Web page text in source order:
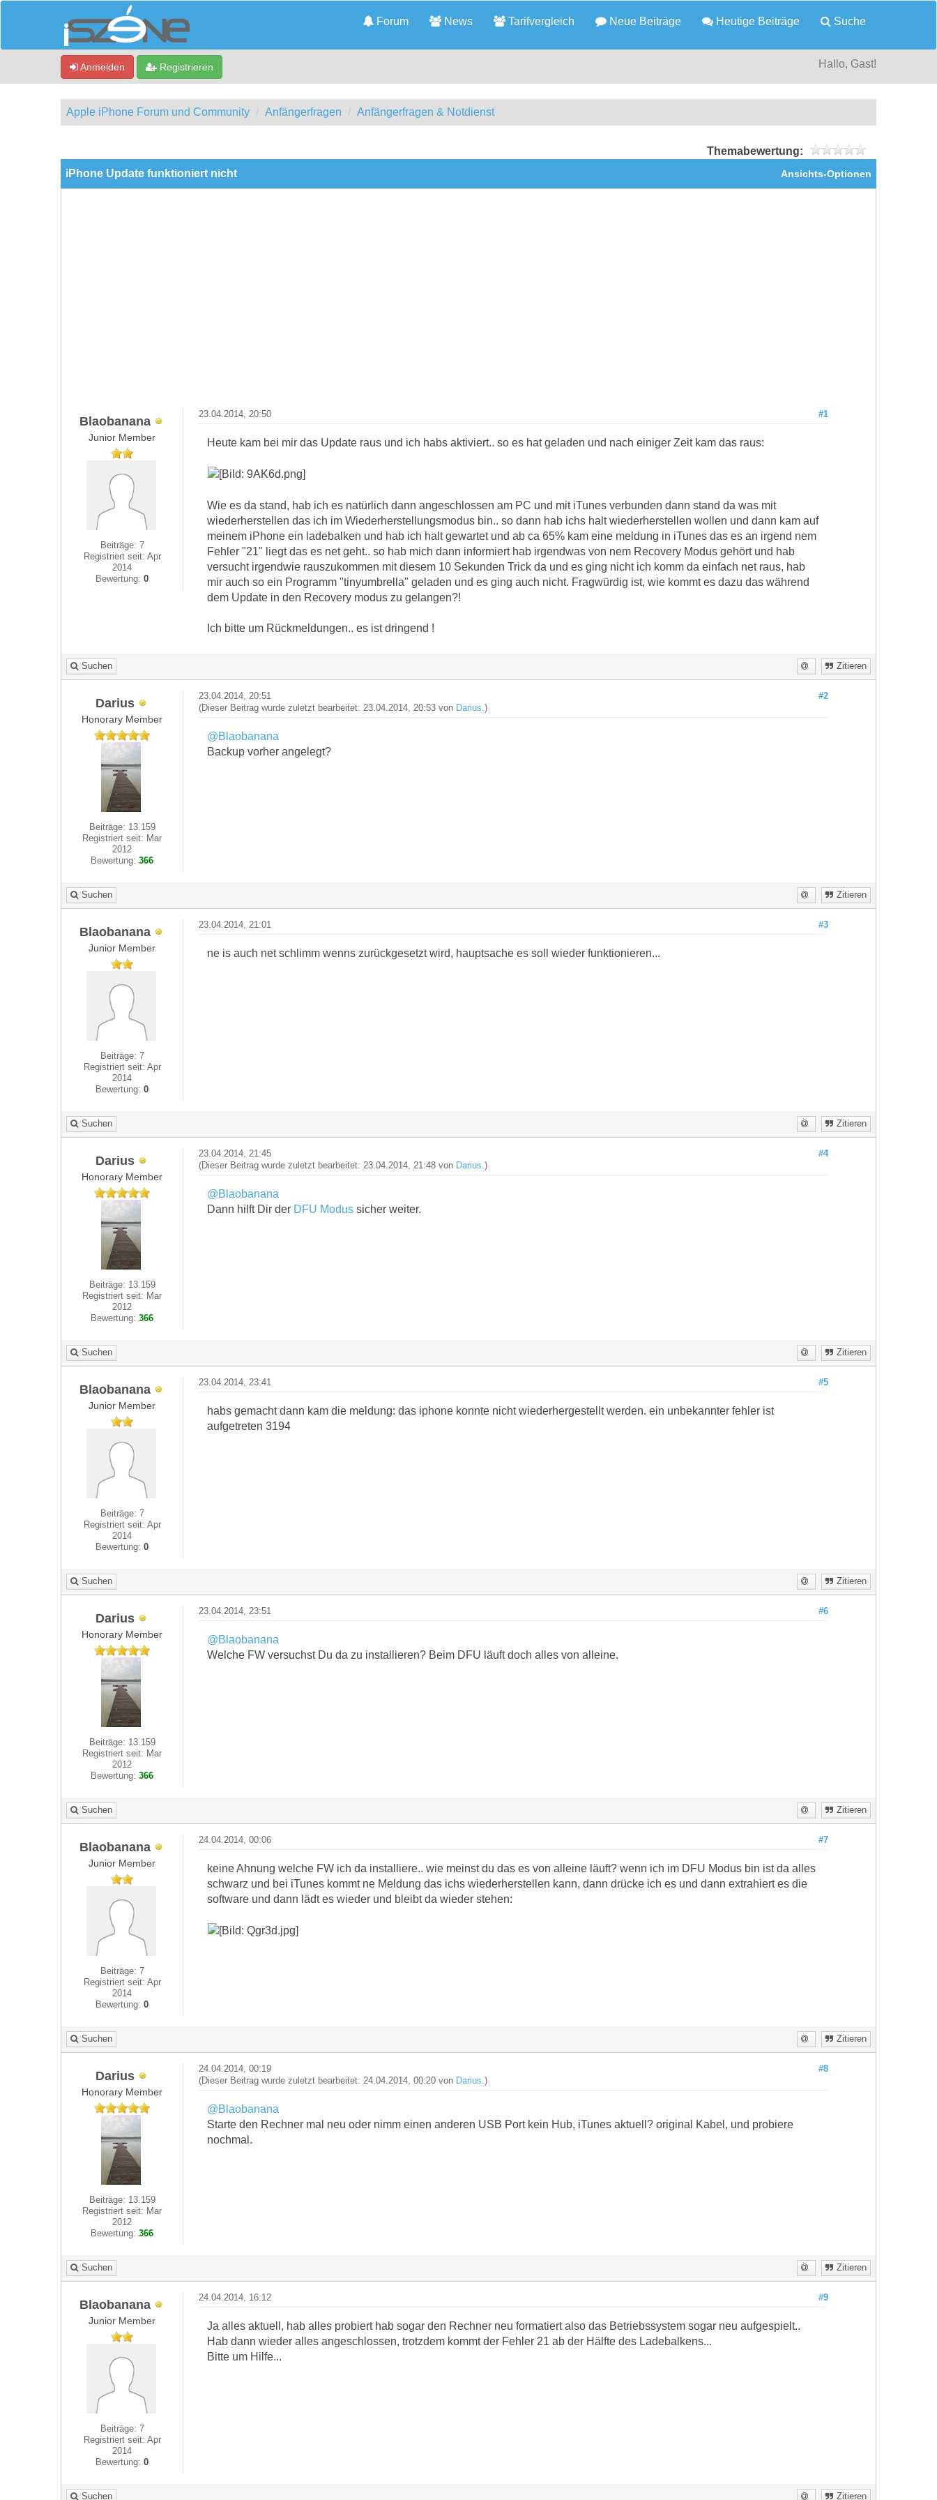
Forum News Tarifvergleich Neue Beiträge Heutige Beiträge Suche
Anmelden Registrieren Hallo, Gast!
Apple iPhone Forum und Community Anfängerfragen Anfängerfragen & Notdienst
Themabewertung:
Ansichts-Optionen
iPhone Update funktioniert nicht
Blaobanana
Junior Member
Beiträge: 7
Registriert seit: Apr
2014
Bewertung:0
#1
23.04.2014, 20:50
Heute kam bei mir das Update raus und ich habs aktiviert.. so es hat geladen und nach einiger Zeit kam das raus:
Wie es da stand, hab ich es natürlich dann angeschlossen am PC und mit iTunes verbunden dann stand da was mit
wiederherstellen das ich im Wiederherstellungsmodus bin.. so dann hab ichs halt wiederherstellen wollen und dann kam auf
meinem iPhone ein ladebalken und hab ich halt gewartet und ab ca 65% kam eine meldung in iTunes das es an irgend nem
Fehler "21" liegt das es net geht.. so hab mich dann informiert hab irgendwas von nem Recovery Modus gehört und hab
versucht irgendwie rauszukommen mit diesem 10 Sekunden Trick da und es ging nicht ich komm da einfach net raus, hab
mir auch so ein Programm "tinyumbrella" geladen und es ging auch nicht. Fragwürdig ist, wie kommt es dazu das während
dem Update in den Recovery modus zu gelangen?!
Ich bitte um Rückmeldungen.. es ist dringend !
Suchen Zitieren
Darius
Honorary Member
Beiträge: 13.159
Registriert seit: Mar
2012
Bewertung:366
#2
23.04.2014, 20:51
(Dieser Beitrag wurde zuletzt bearbeitet: 23.04.2014, 20:53 von Darius .)
@Blaobanana
Backup vorher angelegt?
Suchen Zitieren
Blaobanana
Junior Member
Beiträge: 7
Registriert seit: Apr
2014
Bewertung:0
#3
23.04.2014, 21:01
ne is auch net schlimm wenns zurückgesetzt wird, hauptsache es soll wieder funktionieren...
Suchen Zitieren
Darius
Honorary Member
Beiträge: 13.159
Registriert seit: Mar
2012
Bewertung:366
#4
23.04.2014, 21:45
(Dieser Beitrag wurde zuletzt bearbeitet: 23.04.2014, 21:48 von Darius .)
@Blaobanana
Dann hilft Dir der DFU Modussicher weiter.
Suchen Zitieren
Blaobanana
Junior Member
Beiträge: 7
Registriert seit: Apr
2014
Bewertung:0
#5
23.04.2014, 23:41
habs gemacht dann kam die meldung: das iphone konnte nicht wiederhergestellt werden. ein unbekannter fehler ist
aufgetreten 3194
Suchen Zitieren
Darius
Honorary Member
Beiträge: 13.159
Registriert seit: Mar
2012
Bewertung:366
#6
23.04.2014, 23:51
@Blaobanana
Welche FW versuchst Du da zu installieren? Beim DFU läuft doch alles von alleine.
Suchen Zitieren
Blaobanana
Junior Member
Beiträge: 7
Registriert seit: Apr
2014
Bewertung:0
#7
24.04.2014, 00:06
keine Ahnung welche FW ich da installiere.. wie meinst du das es von alleine läuft? wenn ich im DFU Modus bin ist da alles
schwarz und bei iTunes kommt ne Meldung das ichs wiederherstellen kann, dann drücke ich es und dann extrahiert es die
software und dann lädt es wieder und bleibt da wieder stehen:
Suchen Zitieren
Darius
Honorary Member
Beiträge: 13.159
Registriert seit: Mar
2012
Bewertung:366
#8
24.04.2014, 00:19
(Dieser Beitrag wurde zuletzt bearbeitet: 24.04.2014, 00:20 von Darius .)
@Blaobanana
Starte den Rechner mal neu oder nimm einen anderen USB Port kein Hub, iTunes aktuell? original Kabel, und probiere
nochmal.
Suchen Zitieren
Blaobanana
Junior Member
Beiträge: 7
Registriert seit: Apr
2014
Bewertung:0
#9
24.04.2014, 16:12
Ja alles aktuell, hab alles probiert hab sogar den Rechner neu formatiert also das Betriebssystem sogar neu aufgespielt..
Hab dann wieder alles angeschlossen, trotzdem kommt der Fehler 21 ab der Hälfte des Ladebalkens...
Bitte um Hilfe...
Suchen Zitieren